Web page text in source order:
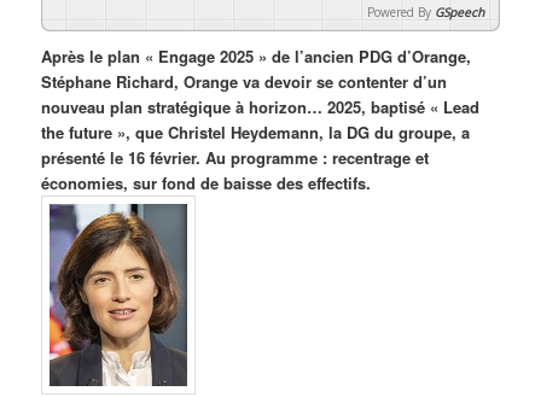
Powered By GSpeech
Après le plan « Engage 2025 » de l’ancien PDG d’Orange,
Stéphane Richard, Orange va devoir se contenter d’un
nouveau plan stratégique à horizon… 2025, baptisé « Lead
the future », que Christel Heydemann, la DG du groupe, a
présenté le 16 février. Au programme : recentrage et
économies, sur fond de baisse des effectifs.